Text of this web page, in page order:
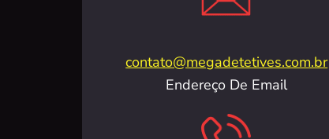
contato@megadetetives.com.br
Endereço De Email